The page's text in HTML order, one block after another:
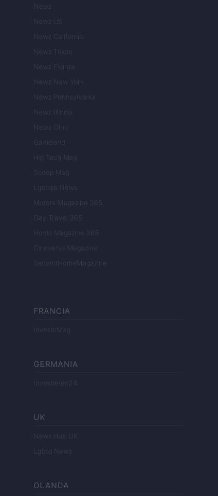
Newz
Newz US
Newz California
Newz Texas
Newz Florida
Newz New York
Newz Pennsylvania
Newz Illinois
Newz Ohio
Gameland
Hig Tech Mag
Scoop Mag
Lgbtqia News
Motors Magazine 365
Day Travel 365
Home Magazine 365
Cineverse Magazine
SecondHomeMagazine
FRANCIA
InvestirMag
GERMANIA
Investieren24
UK
News Hub UK
Lgbtq News
OLANDA